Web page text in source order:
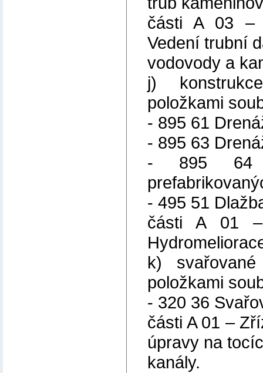
části A 03 –
Vedení trubní
vodovody a
j)
položkami
- 895 61
- 895 63
- 895 64
- 495 51
části A 01 –
k)
položkami
- 320 36
části A 01 –
úpravy na
kanály.